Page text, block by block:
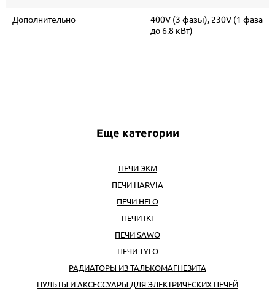
Дополнительно
400V (3 фазы), 230V (1 фаза -
до 6.8 кВт)
Еще категории
ПЕЧИ ЭКМ
ПЕЧИ HARVIA
ПЕЧИ HELO
ПЕЧИ IKI
ПЕЧИ SAWO
ПЕЧИ TYLO
РАДИАТОРЫ ИЗ ТАЛЬКОМАГНЕЗИТА
ПУЛЬТЫ И АКСЕССУАРЫ ДЛЯ ЭЛЕКТРИЧЕСКИХ ПЕЧЕЙ